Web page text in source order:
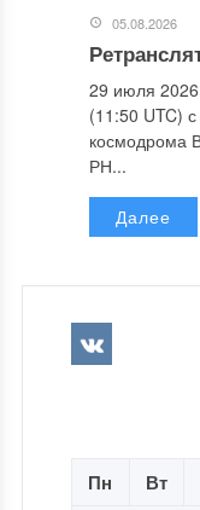
05.08.2026
29 июля 2026
(11:50 UTC)
космодрома
РН...
Далее
Пн Вт